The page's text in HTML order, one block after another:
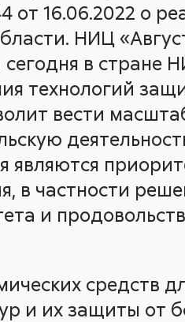
16.06.2022 о
НИЦ
в стране
технологий
вести
являются
в частности
и
средств
и их защиты от